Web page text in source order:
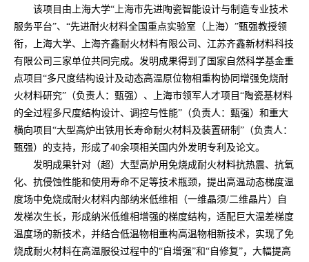
该项目由上海大学“上海市先进陶瓷智能设计与制造专业技术
服务平台”、“先进耐火材料全国重点实验室（上海）”甄强教授领
衔，上海大学、上海齐鑫耐火材料有限公司、江苏齐鑫新材料科技
有限公司三家单位共同完成。发明成果得到了国家自然科学基金重
点项目“多尺度结构设计及动态高温原位物相重构协同增强免烧耐
火材料研究”（负责人：甄强）、上海市领军人才项目“陶瓷基材料
的全过程多尺度结构设计、调控与性能”（负责人：甄强）和重大
横向项目“大型高炉出铁用长寿命耐火材料及装置研制”（负责人：
甄强）的支持，形成了40余项相关国内外发明专利及论文。
发明成果针对（超）大型高炉用免烧成耐火材料抗热震、抗氧
化、抗侵蚀性能和使用寿命不足等技术瓶颈，提出高温动态梯度温
度场中免烧成耐火材料内部纳米低维相（一维晶须/二维晶片）自
发梯次生长，形成纳米低维相增强的梯度结构，适配巨大温差梯度
温度场的新技术，并结合低温物相重构高温物相新技术，实现了免
烧成耐火材料在高温服役过程中的“自增强”和“自修复”，大幅提高